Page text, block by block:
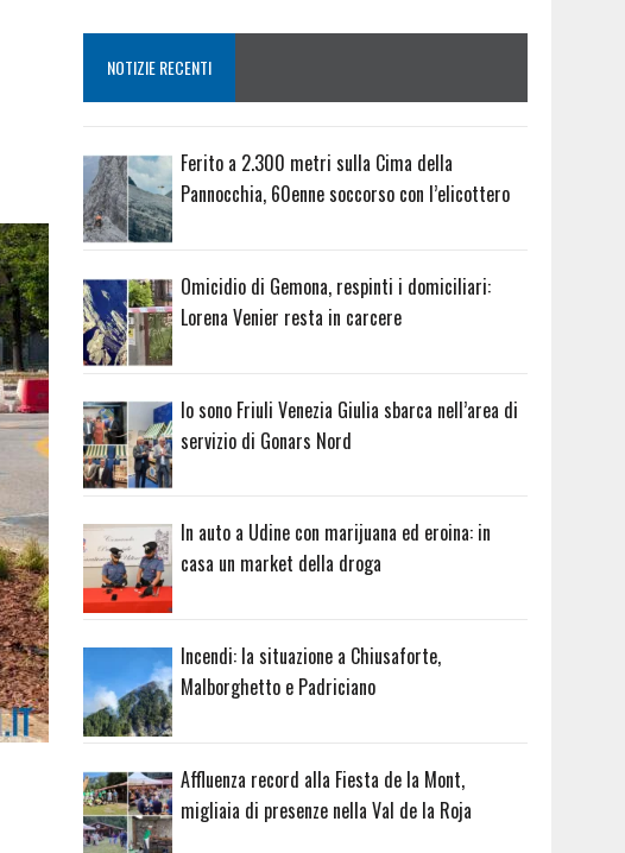
NOTIZIE RECENTI
Ferito a 2.300 metri sulla Cima della
Pannocchia, 60enne soccorso con l’elicottero
Omicidio di Gemona, respinti i domiciliari:
Lorena Venier resta in carcere
Io sono Friuli Venezia Giulia sbarca nell’area di
servizio di Gonars Nord
In auto a Udine con marijuana ed eroina: in
casa un market della droga
Incendi: la situazione a Chiusaforte,
Malborghetto e Padriciano
Affluenza record alla Fiesta de la Mont,
migliaia di presenze nella Val de la Roja